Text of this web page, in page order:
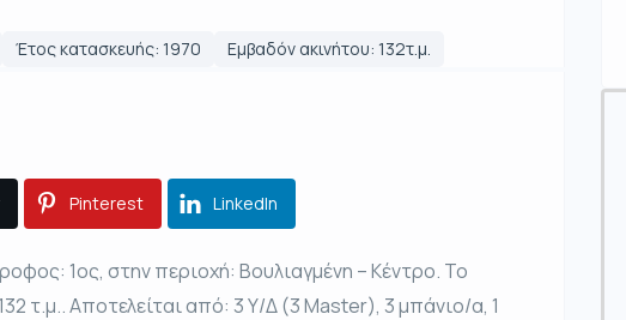
Έτος κατασκευής: 1970 Εμβαδόν ακινήτου: 132τ.μ.
Pinterest LinkedIn
1ος, στην περιοχή: Βουλιαγμένη – Κέντρο. Το
τ.μ.. Αποτελείται από: 3 Υ/Δ (3 Master), 3 μπάνιο/α, 1